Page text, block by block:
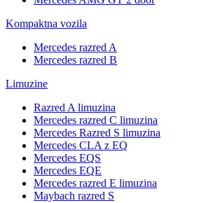
Kompaktna vozila
Mercedes razred A
Mercedes razred B
Limuzine
Razred A limuzina
Mercedes razred C limuzina
Mercedes Razred S limuzina
Mercedes CLA z EQ
Mercedes EQS
Mercedes EQE
Mercedes razred E limuzina
Maybach razred S